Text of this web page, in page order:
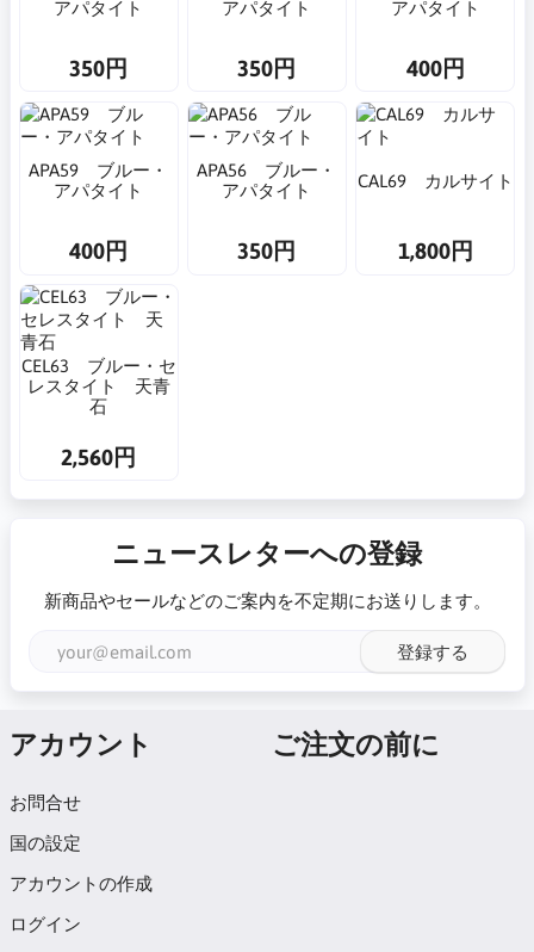
アパタイト
350円
アパタイト
350円
アパタイト
400円
APA59 ブルー・
アパタイト
400円
APA56 ブルー・
アパタイト
350円
CAL69 カルサイト
1,800円
CEL63 ブルー・セ
レスタイト 天青
石
2,560円
ニュースレターへの登録
新商品やセールなどのご案内を不定期にお送りします。
登録する
アカウント
お問合せ
国の設定
アカウントの作成
ログイン
ご注文の前に